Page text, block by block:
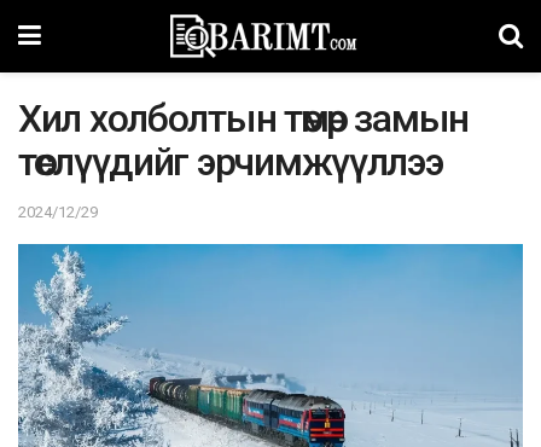
Хил холболтын төмөр замын
төслүүдийг эрчимжүүллээ
2024/12/29